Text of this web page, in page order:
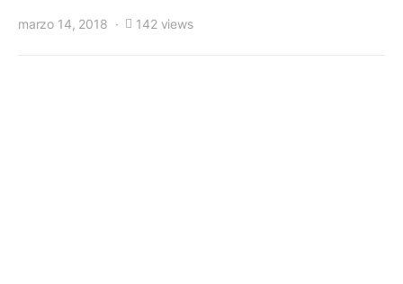
marzo 14, 2018 142 views